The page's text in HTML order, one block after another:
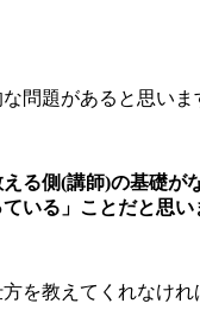
問題があると思いま
る側(講師)の基礎が
いる」ことだと思い
を教えてくれなけ